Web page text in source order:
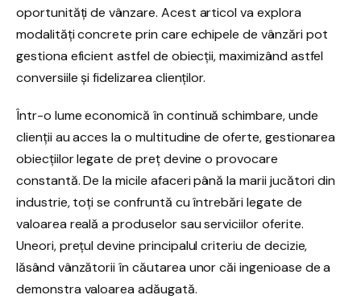
oportunități de vânzare. Acest articol va explora
modalități concrete prin care echipele de vânzări pot
gestiona eficient astfel de obiecții, maximizând astfel
conversiile și fidelizarea clienților.
Într-o lume economică în continuă schimbare, unde
clienții au acces la o multitudine de oferte, gestionarea
obiecțiilor legate de preț devine o provocare
constantă. De la micile afaceri până la marii jucători din
industrie, toți se confruntă cu întrebări legate de
valoarea reală a produselor sau serviciilor oferite.
Uneori, prețul devine principalul criteriu de decizie,
lăsând vânzătorii în căutarea unor căi ingenioase de a
demonstra valoarea adăugată.